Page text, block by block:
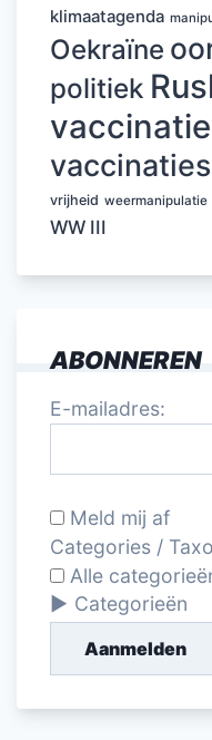
klimaatagenda
Oekraïne
politiek
vaccinatie
vrijheid weermanipulatie
WW III
ABONNEREN
E-mailadres:
Meld mij af
Categories /
Alle
Categorieën
Aanmelden